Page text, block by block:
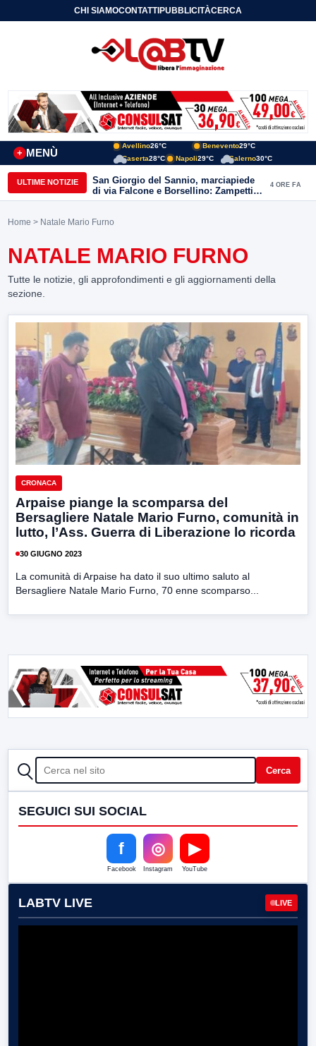
CHI SIAMOCONTATTIPUBBLICITÀCERCA
MENÙ
+
Avellino26°C Benevento29°C
Caserta28°C Napoli29°C Salerno30°C
ULTIME NOTIZIE
San Giorgio del Sannio, marciapiede
di via Falcone e Borsellino: Zampetti e
Lombardi replicano alle polemiche
4 ORE FA
Home > Natale Mario Furno
NATALE MARIO FURNO
Tutte le notizie, gli approfondimenti e gli aggiornamenti della
sezione.
CRONACA
Arpaise piange la scomparsa del
Bersagliere Natale Mario Furno, comunità in
lutto, l’Ass. Guerra di Liberazione lo ricorda
30 GIUGNO 2023
La comunità di Arpaise ha dato il suo ultimo saluto al
Bersagliere Natale Mario Furno, 70 enne scomparso...
CERCA Cerca
SEGUICI SUI SOCIAL
f
Facebook
◎
Instagram
▶
YouTube
LABTV LIVE LIVE